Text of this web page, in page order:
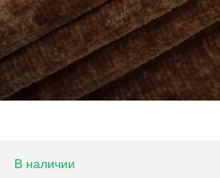
В наличии